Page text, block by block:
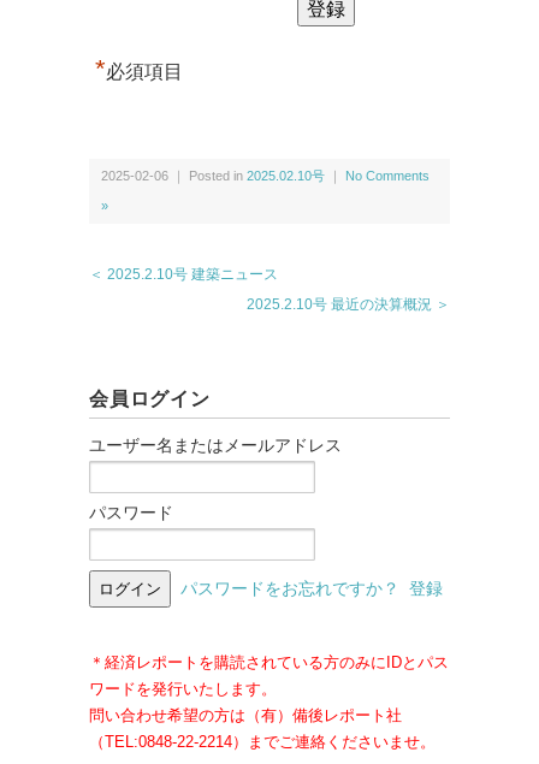
*必須項目
2025-02-06 ｜ Posted in 2025.02.10号 No Comments
»
＜ 2025.2.10号 建築ニュース
2025.2.10号 最近の決算概況 ＞
会員ログイン
ユーザー名またはメールアドレス
パスワード
パスワードをお忘れですか？ 登録
＊経済レポートを購読されている方のみにIDとパス
ワードを発行いたします。
問い合わせ希望の方は（有）備後レポート社
（TEL:0848-22-2214）までご連絡くださいませ。